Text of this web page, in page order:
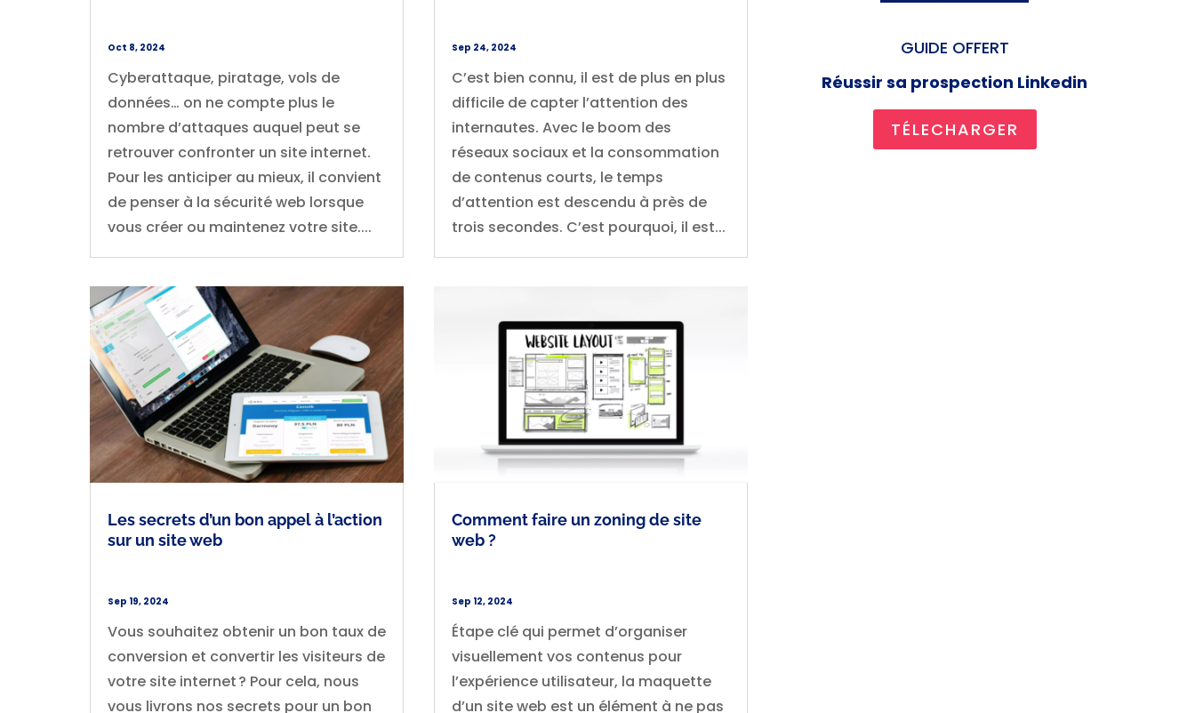
Oct 8, 2024
Cyberattaque, piratage, vols de
données… on ne compte plus le
nombre d’attaques auquel peut se
retrouver confronter un site internet.
Pour les anticiper au mieux, il convient
de penser à la sécurité web lorsque
vous créer ou maintenez votre site....
Les secrets d’un bon appel à l’action
sur un site web
Sep 19, 2024
Vous souhaitez obtenir un bon taux de
conversion et convertir les visiteurs de
votre site internet ? Pour cela, nous
vous livrons nos secrets pour un bon
Sep 24, 2024
C’est bien connu, il est de plus en plus
difficile de capter l’attention des
internautes. Avec le boom des
réseaux sociaux et la consommation
de contenus courts, le temps
d’attention est descendu à près de
trois secondes. C’est pourquoi, il est...
Comment faire un zoning de site
web ?
Sep 12, 2024
Étape clé qui permet d’organiser
visuellement vos contenus pour
l’expérience utilisateur, la maquette
d’un site web est un élément à ne pas
GUIDE OFFERT
Réussir sa prospection Linkedin
TÉLECHARGER